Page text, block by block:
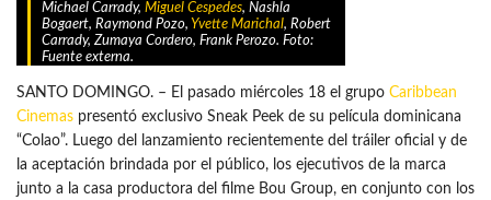
Michael Carrady, Miguel Cespedes, Nashla
Bogaert, Raymond Pozo, Yvette Marichal, Robert
Carrady, Zumaya Cordero, Frank Perozo. Foto:
Fuente externa.
SANTO DOMINGO. – El pasado miércoles 18 el grupo Caribbean
Cinemas presentó exclusivo Sneak Peek de su película dominicana
“Colao”. Luego del lanzamiento recientemente del tráiler oficial y de
la aceptación brindada por el público, los ejecutivos de la marca
junto a la casa productora del filme Bou Group, en conjunto con los